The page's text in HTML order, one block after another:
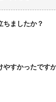
ちましたか？
やすかったです